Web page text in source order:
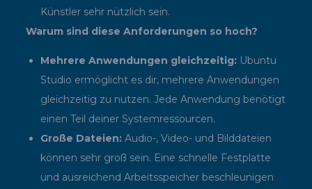
Künstler sehr nützlich sein.
Warum sind diese Anforderungen so hoch?
Mehrere Anwendungen gleichzeitig: Ubuntu
Studio ermöglicht es dir, mehrere Anwendungen
gleichzeitig zu nutzen. Jede Anwendung benötigt
einen Teil deiner Systemressourcen.
Große Dateien: Audio-, Video- und Bilddateien
können sehr groß sein. Eine schnelle Festplatte
und ausreichend Arbeitsspeicher beschleunigen